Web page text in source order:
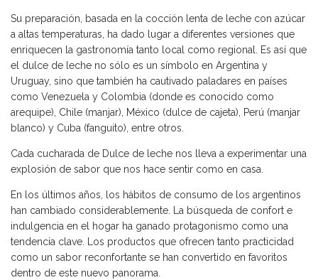
Su preparación, basada en la cocción lenta de leche con azúcar
a altas temperaturas, ha dado lugar a diferentes versiones que
enriquecen la gastronomía tanto local como regional. Es así que
el dulce de leche no sólo es un símbolo en Argentina y
Uruguay, sino que también ha cautivado paladares en países
como Venezuela y Colombia (donde es conocido como
arequipe), Chile (manjar), México (dulce de cajeta), Perú (manjar
blanco) y Cuba (fanguito), entre otros.
Cada cucharada de Dulce de leche nos lleva a experimentar una
explosión de sabor que nos hace sentir como en casa.
En los últimos años, los hábitos de consumo de los argentinos
han cambiado considerablemente. La búsqueda de confort e
indulgencia en el hogar ha ganado protagonismo como una
tendencia clave. Los productos que ofrecen tanto practicidad
como un sabor reconfortante se han convertido en favoritos
dentro de este nuevo panorama.